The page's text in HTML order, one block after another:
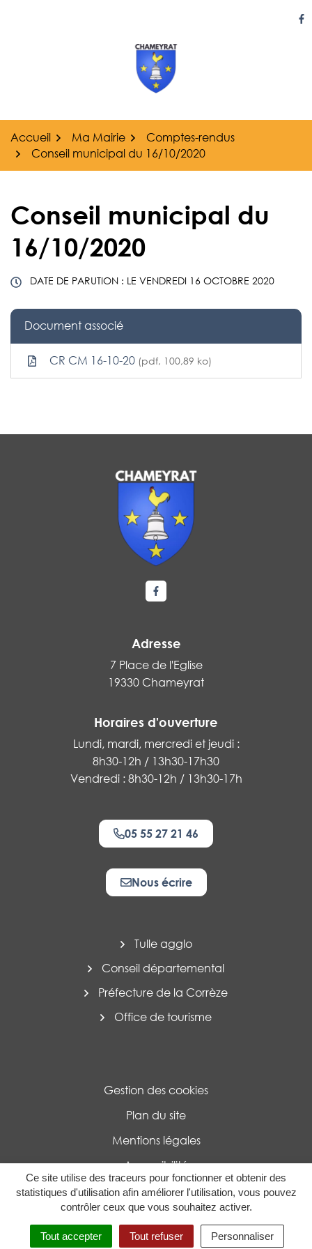
Ce site utilise des traceurs pour fonctionner et obtenir des
statistiques d'utilisation afin améliorer l'utilisation, vous pouvez
contrôler ceux que vous souhaitez activer.
Tout accepter Tout refuser Personnaliser
MENU RECHERCHE
Accueil Ma Mairie
Comptes-rendus
Conseil municipal du 16/10/2020
Conseil municipal du
16/10/2020
DATE DE PARUTION : LE VENDREDI 16 OCTOBRE 2020
Document associé
CR CM 16-10-20 (pdf, 100,89 ko)
Lien vers le compte Facebook
Adresse
7 Place de l'Eglise
19330 Chameyrat
Horaires d'ouverture
Lundi, mardi, mercredi et jeudi :
8h30-12h / 13h30-17h30
Vendredi : 8h30-12h / 13h30-17h
05 55 27 21 46
Nous écrire
Tulle agglo
Conseil départemental
Préfecture de la Corrèze
Office de tourisme
Gestion des cookies
Plan du site
Mentions légales
Accessibilité
Politique de confidentialité